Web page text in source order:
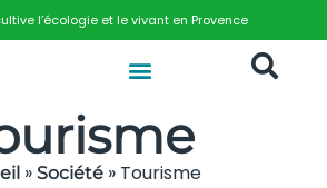
l’écologie et le vivant en Provence
» Société» Tourisme